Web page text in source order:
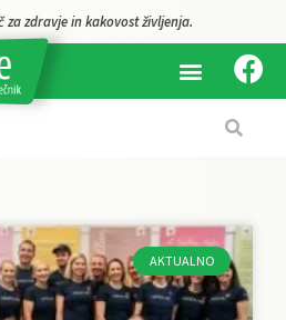
za zdravje in kakovost življenja.
AKTUALNO